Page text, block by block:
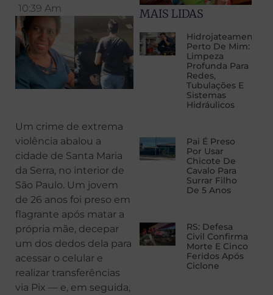
10:39 Am
Um crime de extrema
violência abalou a
cidade de Santa Maria
da Serra, no interior de
São Paulo. Um jovem
de 26 anos foi preso em
flagrante após matar a
própria mãe, decepar
um dos dedos dela para
acessar o celular e
realizar transferências
via Pix — e, em seguida,
MAIS LIDAS
Hidrojateamento
Perto De Mim:
Limpeza
Profunda Para
Redes,
Tubulações E
Sistemas
Hidráulicos
Pai É Preso
Por Usar
Chicote De
Cavalo Para
Surrar Filho
De 5 Anos
RS: Defesa
Civil Confirma
Morte E Cinco
Feridos Após
Ciclone